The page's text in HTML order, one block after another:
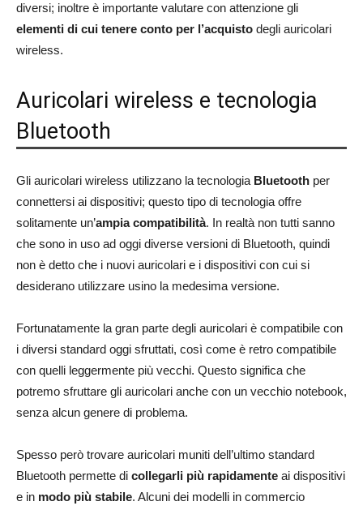
diversi; inoltre è importante valutare con attenzione gli
elementi di cui tenere conto per l’acquisto degli auricolari
wireless.
Auricolari wireless e tecnologia
Bluetooth
Gli auricolari wireless utilizzano la tecnologia Bluetooth per
connettersi ai dispositivi; questo tipo di tecnologia offre
solitamente un’ampia compatibilità. In realtà non tutti sanno
che sono in uso ad oggi diverse versioni di Bluetooth, quindi
non è detto che i nuovi auricolari e i dispositivi con cui si
desiderano utilizzare usino la medesima versione.
Fortunatamente la gran parte degli auricolari è compatibile con
i diversi standard oggi sfruttati, così come è retro compatibile
con quelli leggermente più vecchi. Questo significa che
potremo sfruttare gli auricolari anche con un vecchio notebook,
senza alcun genere di problema.
Spesso però trovare auricolari muniti dell’ultimo standard
Bluetooth permette di collegarli più rapidamente ai dispositivi
e in modo più stabile. Alcuni dei modelli in commercio